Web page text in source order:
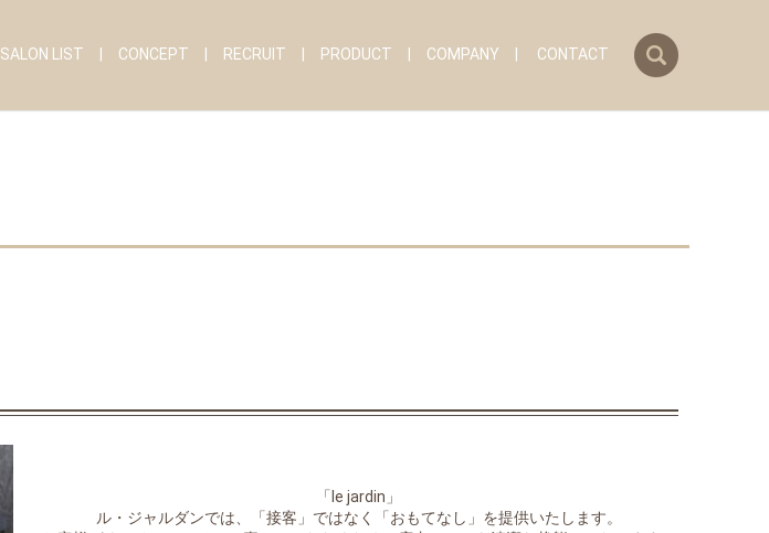
SALON LIST CONCEPT RECRUIT PRODUCT COMPANY CONTACT
「le jardin」
ル・ジャルダンでは、「接客」ではなく「おもてなし」を提供いたします。